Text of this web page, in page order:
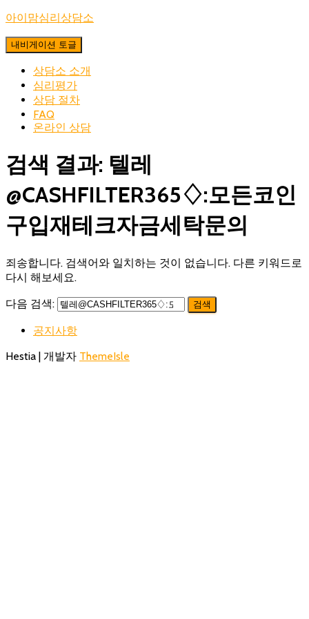
아이맘심리상담소
내비게이션 토글
상담소 소개
심리평가
상담 절차
FAQ
온라인 상담
검색 결과: 텔레
@CASHFILTER365♢:모든코인
구입재테크자금세탁문의
죄송합니다. 검색어와 일치하는 것이 없습니다. 다른 키워드로
다시 해보세요.
다음 검색:
공지사항
Hestia | 개발자 ThemeIsle